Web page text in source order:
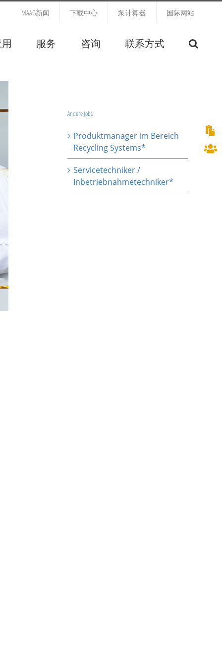
MAAG新闻 下载中心 泵计算器 国际网站
服务 咨询 联系方式
Andere Jobs
Produktmanager im Bereich
Recycling Systems*
Servicetechniker /
Inbetriebnahmetechniker*